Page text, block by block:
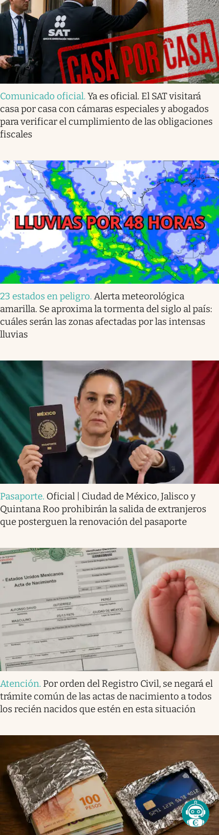
Comunicado oficial. Ya es oficial. El SAT visitará
casa por casa con cámaras especiales y abogados
para verificar el cumplimiento de las obligaciones
fiscales
23 estados en peligro. Alerta meteorológica
amarilla. Se aproxima la tormenta del siglo al país:
cuáles serán las zonas afectadas por las intensas
lluvias
Pasaporte. Oficial | Ciudad de México, Jalisco y
Quintana Roo prohibirán la salida de extranjeros
que posterguen la renovación del pasaporte
Atención. Por orden del Registro Civil, se negará el
trámite común de las actas de nacimiento a todos
los recién nacidos que estén en esta situación